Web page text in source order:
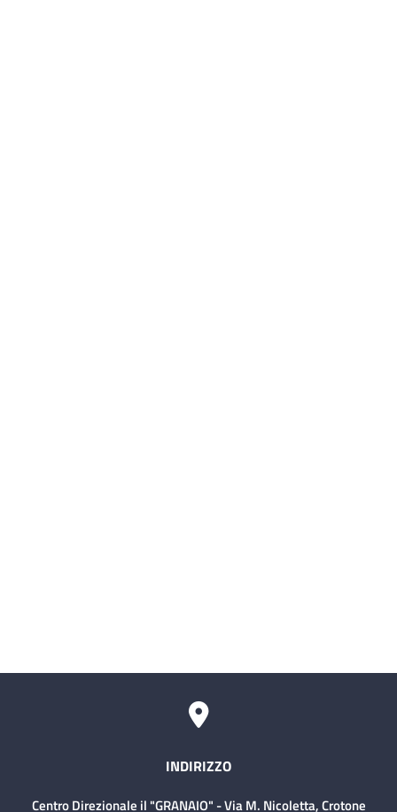
Rischio Clinico
INDIRIZZO
Centro Direzionale il "GRANAIO" - Via M. Nicoletta, Crotone